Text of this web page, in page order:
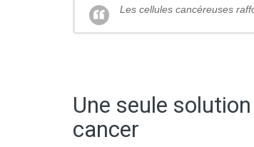
Les cellules cancéreuses
Une seule
cancer